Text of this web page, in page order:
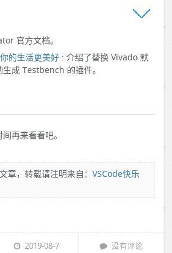
官方文档。
的生活更美好 : 介绍了替换 Vivado 默
成 Testbench 的插件。
再来看看吧。
章，转载请注明来自： VSCode快乐
2019-08-7 没有评论